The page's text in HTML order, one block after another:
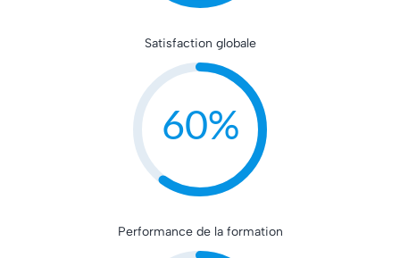
Satisfaction globale
99%
Performance de la formation